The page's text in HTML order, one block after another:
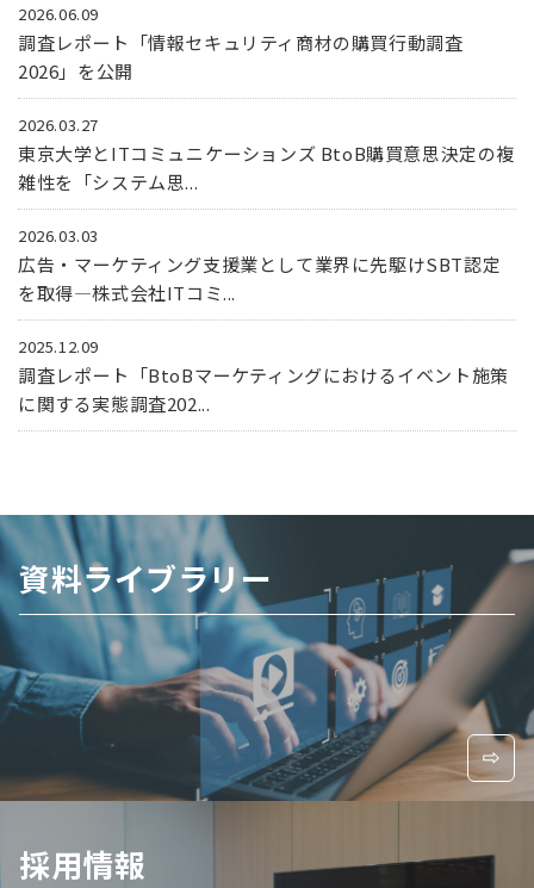
2026.06.09
調査レポート「情報セキュリティ商材の購買行動調査
2026」を公開
2026.03.27
東京大学とITコミュニケーションズ BtoB購買意思決定の複
雑性を「システム思...
2026.03.03
広告・マーケティング支援業として業界に先駆けSBT認定
を取得―株式会社ITコミ...
2025.12.09
調査レポート「BtoBマーケティングにおけるイベント施策
に関する実態調査202...
資料ライブラリー
採用情報